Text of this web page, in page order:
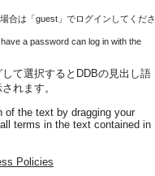
合は「guest」でログインしてくださ
a password can log in with the
て選択するとDDBの見出し語
れます。
of the text by dragging your
terms in the text contained in
Policies